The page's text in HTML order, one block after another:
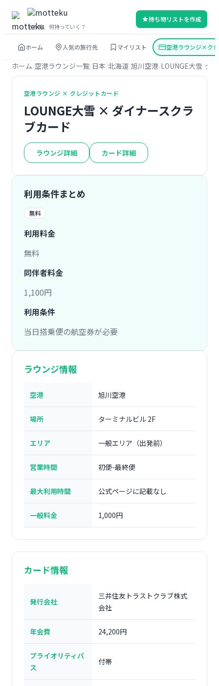
その旅、何持っていく？
持ち物リストを作成
ホーム 人気の旅行先 マイリスト 空港ラウンジ×ク
ホーム 空港ラウンジ一覧 日本 北海道 旭川空港 LOUNGE大雪 ダ
空港ラウンジ × クレジットカード
LOUNGE大雪 × ダイナースクラ
ブカード
ラウンジ詳細 カード詳細
利用条件まとめ
無料
利用料金
無料
同伴者料金
1,100円
利用条件
当日搭乗便の航空券が必要
ラウンジ情報
空港 旭川空港
場所 ターミナルビル 2F
エリア 一般エリア（出発前）
営業時間 初便-最終便
最大利用時間 公式ページに記載なし
一般料金 1,000円
カード情報
発行会社
三井住友トラストクラブ株式
会社
年会費 24,200円
プライオリティパ
ス
付帯